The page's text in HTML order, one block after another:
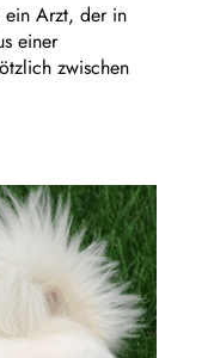
ein Arzt, der in
einer
zwischen